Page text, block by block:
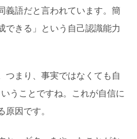
義語だと言われています。簡
できる」という自己認識能力
つまり、事実ではなくても自
うことですね。これが自信に
因です。